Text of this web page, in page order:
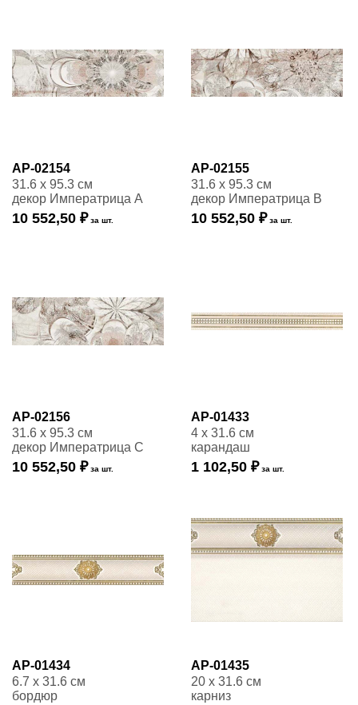
AP-02154
31.6 x 95.3 см
декор Императрица А
10 552,50 ₽ за шт.
AP-02155
31.6 x 95.3 см
декор Императрица В
10 552,50 ₽ за шт.
AP-02156
31.6 x 95.3 см
декор Императрица С
10 552,50 ₽ за шт.
AP-01433
4 x 31.6 см
карандаш
1 102,50 ₽ за шт.
AP-01434
6.7 x 31.6 см
бордюр
AP-01435
20 x 31.6 см
карниз